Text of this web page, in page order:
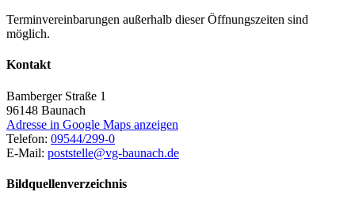
Terminvereinbarungen außerhalb dieser Öffnungszeiten sind
möglich.
Kontakt
Bamberger Straße 1
96148 Baunach
Adresse in Google Maps anzeigen
Telefon: 09544/299-0
E-Mail: poststelle@vg-baunach.de
Bildquellenverzeichnis